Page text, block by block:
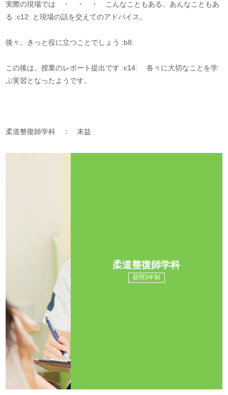
実際の現場では ・ ・ ・ こんなこともある。あんなこともあ
る :c12: と現場の話を交えてのアドバイス。
後々、きっと役に立つことでしょう :b8:
この後は、授業のレポート提出です :c14: 各々に大切なことを学
ぶ実習となったようです。
柔道整復師学科 ： 末益
柔道整復師学科
昼間3年制